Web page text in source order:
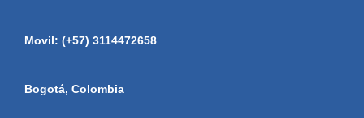
Movil: (+57) 3114472658
Bogotá, Colombia